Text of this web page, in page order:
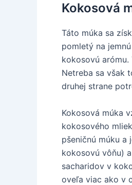
Kokosová
Táto múka sa
pomletý na
kokosovú
Netreba sa však
druhej strane
Kokosová múka
kokosového
pšeničnú múku a
kokosovú vôňu)
sacharidov v
oveľa viac ako v